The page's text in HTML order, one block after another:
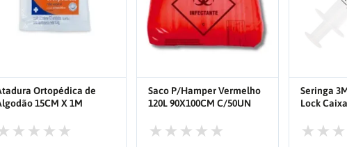
Ortopédica de
15CM X 1M
Saco P/Hamper Vermelho
120L 90X100CM C/50UN
Seringa
Lock